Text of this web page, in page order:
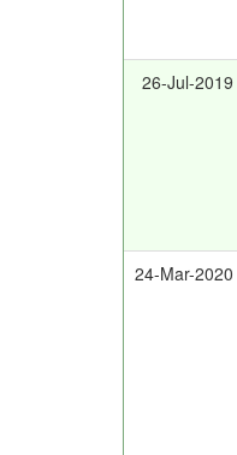
26-Jul-2019
24-Mar-2020